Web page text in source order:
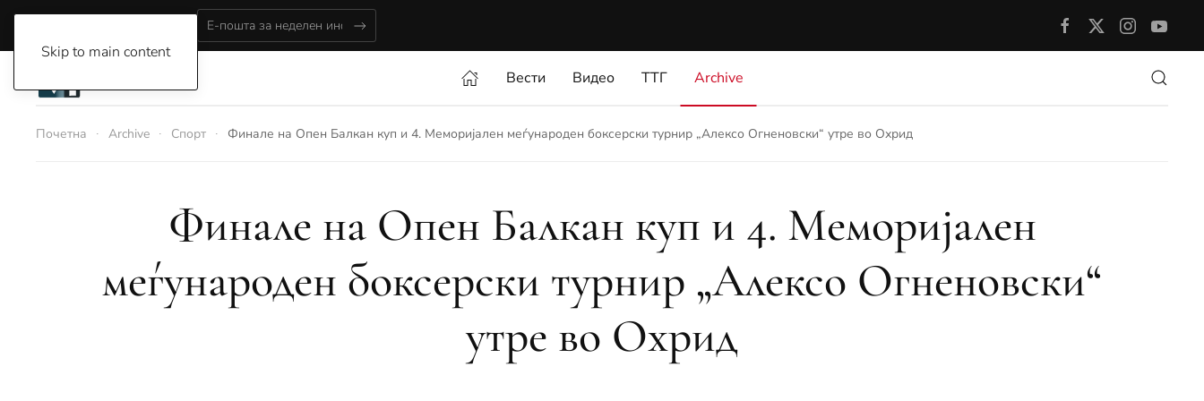
Skip to main content
Вести Видео ТТГ Archive
Почетна Archive Спорт Финале на Опен Балкан куп и 4. Меморијален меѓународен боксерски турнир „Алексо Огненовски“ утре во Охрид
Финале на Опен Балкан куп и 4. Меморијален
меѓународен боксерски турнир „Алексо Огненовски“
утре во Охрид